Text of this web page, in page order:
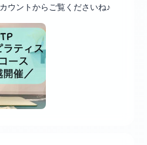
ウントからご覧くださいね♪